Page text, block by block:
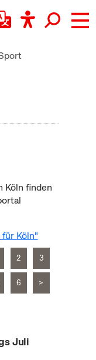
Köln finden
Köln"
2 3
6 >
Juli